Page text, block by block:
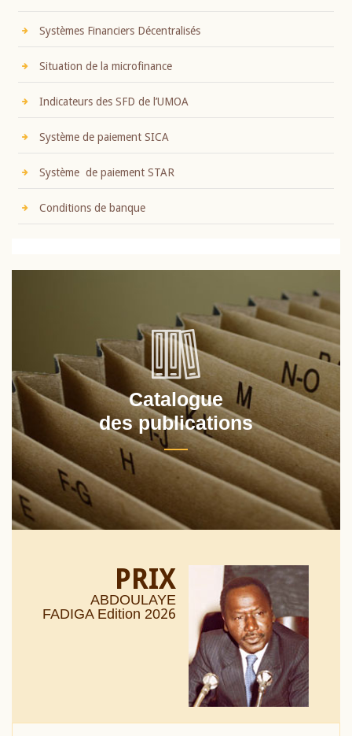
Systèmes Financiers Décentralisés
Situation de la microfinance
Indicateurs des SFD de l’UMOA
Système de paiement SICA
Système de paiement STAR
Conditions de banque
Catalogue
des publications
PRIX
ABDOULAYE
FADIGA Edition 2026